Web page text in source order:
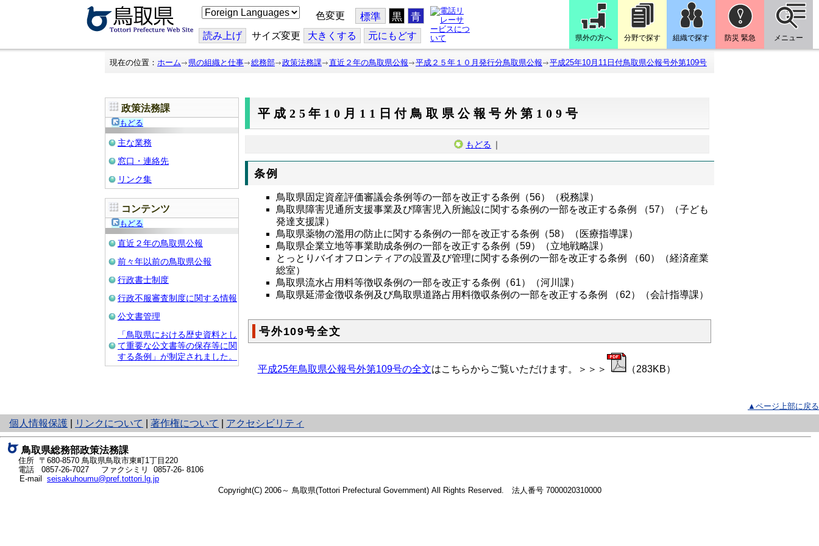
こ
の
ジ
を
翻
色変更 標準 黒 青
読み上げ サイズ変更 大きくする 元にもどす 県外の方へ 分野で探す 組織で探す 防災 緊急 メニュー
現在の位置： ホーム 県の組織と仕事 総務部 政策法務課 直近２年の鳥取県公報 平成２５年１０月発行分鳥取県公報 平成25年10月11日付鳥取県公報号外第109号
政策法務課
もどる
主な業務
窓口・連絡先
リンク集
コンテンツ
もどる
直近２年の鳥取県公報
前々年以前の鳥取県公報
行政書士制度
行政不服審査制度に関する情報
公文書管理
「鳥取県における歴史資料とし
て重要な公文書等の保存等に関
する条例」が制定されました。
平成25年10月11日付鳥取県公報号外第109号
もどる ｜
条例
鳥取県固定資産評価審議会条例等の一部を改正する条例（56）（税務課）
鳥取県障害児通所支援事業及び障害児入所施設に関する条例の一部を改正する条例 （57）（子ども
発達支援課）
鳥取県薬物の濫用の防止に関する条例の一部を改正する条例（58）（医療指導課）
鳥取県企業立地等事業助成条例の一部を改正する条例（59）（立地戦略課）
とっとりバイオフロンティアの設置及び管理に関する条例の一部を改正する条例 （60）（経済産業
総室）
鳥取県流水占用料等徴収条例の一部を改正する条例（61）（河川課）
鳥取県延滞金徴収条例及び鳥取県道路占用料徴収条例の一部を改正する条例 （62）（会計指導課）
号外109号全文
平成25年鳥取県公報号外第109号の全文はこちらからご覧いただけます。＞＞＞ （283KB）
▲ページ上部に戻る
個人情報保護
と
り
ネ
ッ
ト
へ
リンクについて 著作権について アクセシビリティ
鳥取県総務部政策法務課
住所 〒680-8570 鳥取県鳥取市東町1丁目220
電話 0857-26-7027
ファクシミリ 0857-26- 8106
E-mail seisakuhoumu@pref.tottori.lg.jp
Copyright(C) 2006～ 鳥取県(Tottori Prefectural Government) All Rights Reserved. 法人番号 7000020310000